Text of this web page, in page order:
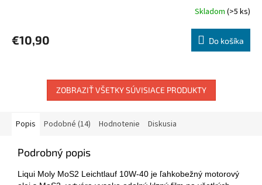
Skladom (>5 ks)
€10,90 Do košíka
ZOBRAZIŤ VŠETKY SÚVISIACE PRODUKTY
Popis Podobné (14) Hodnotenie Diskusia
Podrobný popis
Liqui Moly MoS2 Leichtlauf 10W-40 je ľahkobežný motorový